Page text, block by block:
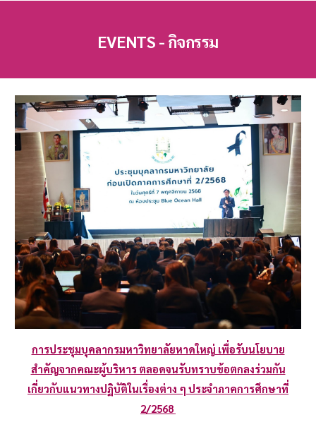
EVENTS - กิจกรรม
การประชุมบุคลากรมหาวิทยาลัยหาดใหญ่ เพื่อรับนโยบาย
สำคัญจากคณะผู้บริหาร ตลอดจนรับทราบข้อตกลงร่วมกัน
เกี่ยวกับแนวทางปฏิบัติในเรื่องต่าง ๆ ประจำภาคการศึกษาที่
2/2568